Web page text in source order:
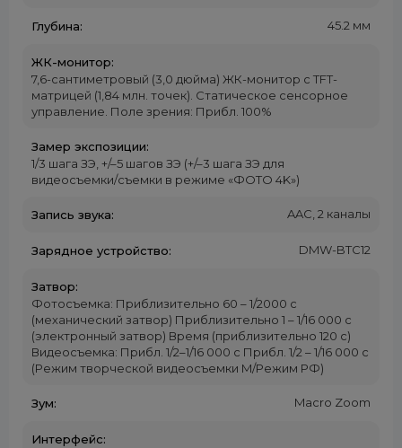
Глубина: 45.2 мм
ЖК-монитор:
7,6-сантиметровый (3,0 дюйма) ЖК-монитор с TFT-
матрицей (1,84 млн. точек). Статическое сенсорное
управление. Поле зрения: Прибл. 100%
Замер экспозиции:
1/3 шага ЗЭ, +/–5 шагов ЗЭ (+/–3 шага ЗЭ для
видеосъемки/съемки в режиме «ФОТО 4K»)
Запись звука: AAC, 2 каналы
Зарядное устройство: DMW-BTC12
Затвор:
Фотосъемка: Приблизительно 60 – 1/2000 с
(механический затвор) Приблизительно 1 – 1/16 000 с
(электронный затвор) Время (приблизительно 120 с)
Видеосъемка: Прибл. 1/2–1/16 000 с Прибл. 1/2 – 1/16 000 с
(Режим творческой видеосъемки M/Режим РФ)
Зум: Macro Zoom
Интерфейс: